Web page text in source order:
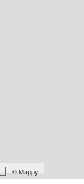
©Mappy